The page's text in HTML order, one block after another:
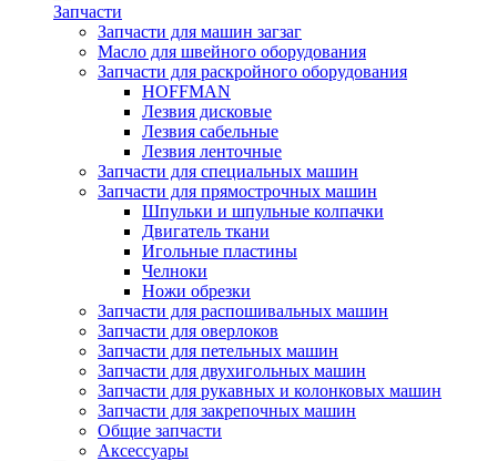
Запчасти
Запчасти для машин загзаг
Масло для швейного оборудования
Запчасти для раскройного оборудования
HOFFMAN
Лезвия дисковые
Лезвия сабельные
Лезвия ленточные
Запчасти для специальных машин
Запчасти для прямострочных машин
Шпульки и шпульные колпачки
Двигатель ткани
Игольные пластины
Челноки
Ножи обрезки
Запчасти для распошивальных машин
Запчасти для оверлоков
Запчасти для петельных машин
Запчасти для двухигольных машин
Запчасти для рукавных и колонковых машин
Запчасти для закрепочных машин
Общие запчасти
Аксессуары